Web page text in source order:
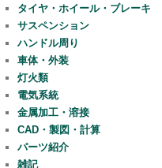
タイヤ・ホイール・ブレーキ
サスペンション
ハンドル周り
車体・外装
灯火類
電気系統
金属加工・溶接
CAD・製図・計算
パーツ紹介
雑記